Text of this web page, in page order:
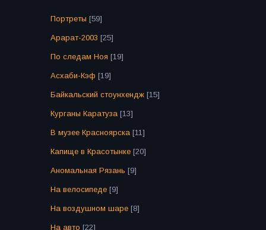
Портреты [59]
Арарат-2003 [25]
По следам Ноя [19]
Асхаби-Кэф [19]
Байкальский стоунхендж [15]
Курганы Каратуза [13]
В музее Красноярска [11]
Капище в Красотынке [20]
Аномальная Рязань [9]
На велосипеде [9]
На воздушном шаре [8]
На авто [22]